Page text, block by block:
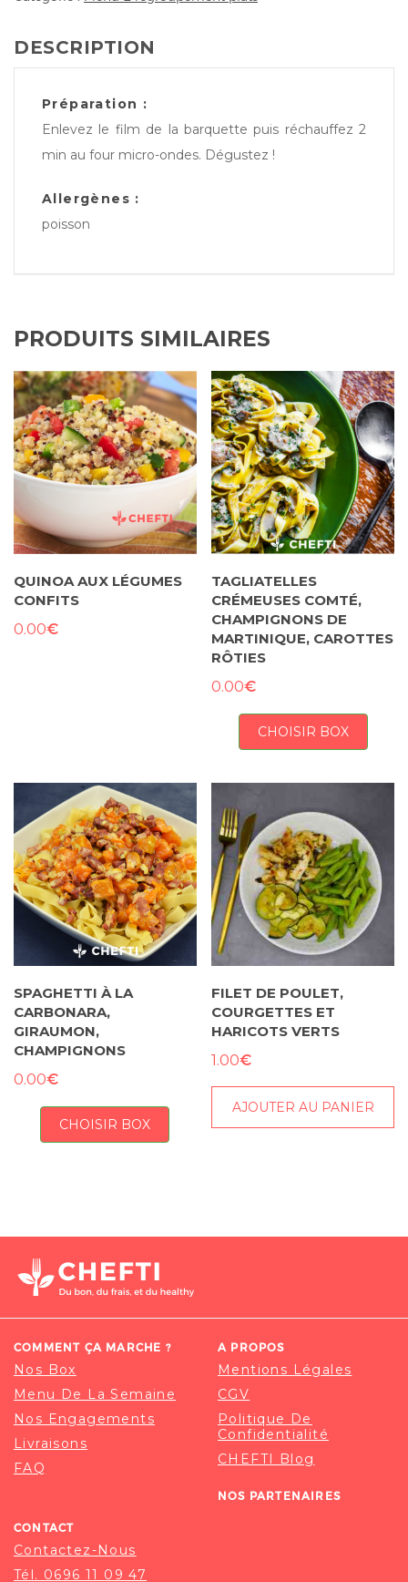
DESCRIPTION
Préparation :
Enlevez le film de la barquette puis réchauffez 2
min au four micro-ondes. Dégustez !
Allergènes :
poisson
PRODUITS SIMILAIRES
QUINOA AUX LÉGUMES
CONFITS
0.00€
TAGLIATELLES
CRÉMEUSES COMTÉ,
CHAMPIGNONS DE
MARTINIQUE, CAROTTES
RÔTIES
0.00€
CHOISIR BOX
SPAGHETTI À LA
CARBONARA,
GIRAUMON,
CHAMPIGNONS
0.00€
CHOISIR BOX
FILET DE POULET,
COURGETTES ET
HARICOTS VERTS
1.00€
AJOUTER AU PANIER
COMMENT ÇA MARCHE ?
Nos Box
Menu De La Semaine
Nos Engagements
Livraisons
FAQ
A PROPOS
Mentions Légales
CGV
Politique De
Confidentialité
CHEFTI Blog
NOS PARTENAIRES
CONTACT
Contactez-Nous
Tél. 0696 11 09 47